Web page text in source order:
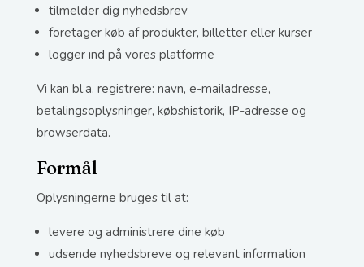
tilmelder dig nyhedsbrev
foretager køb af produkter, billetter eller kurser
logger ind på vores platforme
Vi kan bl.a. registrere: navn, e-mailadresse,
betalingsoplysninger, købshistorik, IP-adresse og
browserdata.
Formål
Oplysningerne bruges til at:
levere og administrere dine køb
udsende nyhedsbreve og relevant information